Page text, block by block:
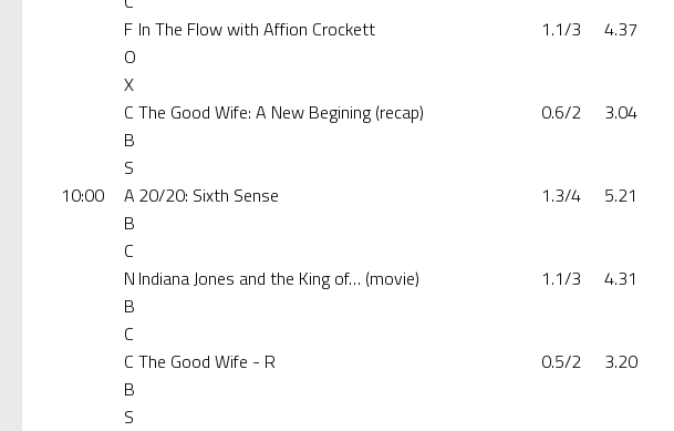
F
O
X
In The Flow with Affion Crockett 1.1/3 4.37
C
B
S
The Good Wife: A New Begining (recap) 0.6/2 3.04
10:00
A
B
C
20/20: Sixth Sense 1.3/4 5.21
N
B
C
Indiana Jones and the King of… (movie) 1.1/3 4.31
C
B
S
The Good Wife - R 0.5/2 3.20